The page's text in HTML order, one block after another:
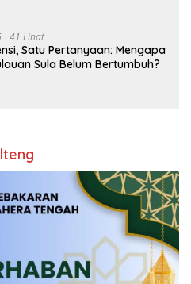
41 Lihat
Satu Pertanyaan: Mengapa
Sula Belum Bertumbuh?